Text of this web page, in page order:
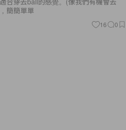
簡簡單單
16 0